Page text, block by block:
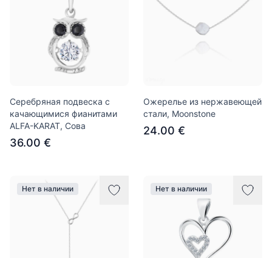
Серебряная подвеска с
качающимися фианитами
ALFA-KARAT, Сова
36.00 €
Ожерелье из нержавеющей
стали, Moonstone
24.00 €
Нет в наличии Нет в наличии